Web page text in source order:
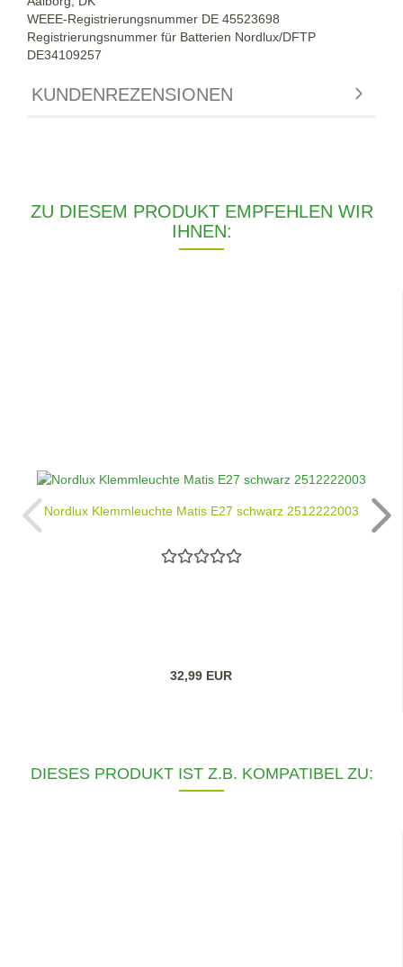
WEEE-Registrierungsnummer DE 45523698
Registrierungsnummer für Batterien Nordlux/DFTP
DE34109257
KUNDENREZENSIONEN
ZU DIESEM PRODUKT EMPFEHLEN WIR
IHNEN:
Nordlux Klemmleuchte Matis E27 schwarz 2512222003
32,99 EUR
DIESES PRODUKT IST Z.B. KOMPATIBEL ZU: